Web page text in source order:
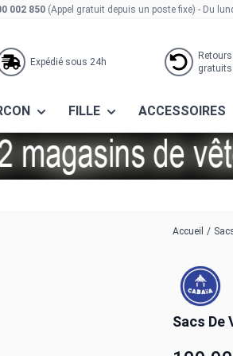
002 850 (Appel gratuit depuis un poste fixe) - Du
Expédié sous 24h
Retours
gratuits
FILLE ACCESSOIRES
Accueil /
Sacs De